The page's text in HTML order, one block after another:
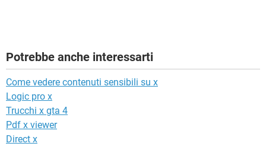
Potrebbe anche interessarti
Come vedere contenuti sensibili su x
Logic pro x
Trucchi x gta 4
Pdf x viewer
Direct x